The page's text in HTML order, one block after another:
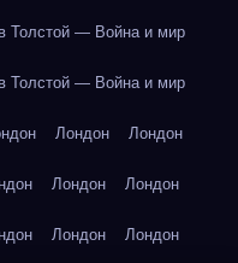
Толстой — Война и мир
Толстой — Война и мир
Лондон Лондон
Лондон Лондон
Лондон Лондон